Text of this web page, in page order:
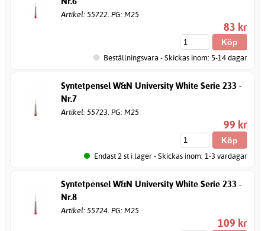
Artikel: 55722. PG: M25
83 kr
Beställningsvara - Skickas inom: 5-14 dagar
Syntetpensel W&N University White Serie 233 -
Nr.7
Artikel: 55723. PG: M25
99 kr
Endast 2 st i lager - Skickas inom: 1-3 vardagar
Syntetpensel W&N University White Serie 233 -
Nr.8
Artikel: 55724. PG: M25
109 kr